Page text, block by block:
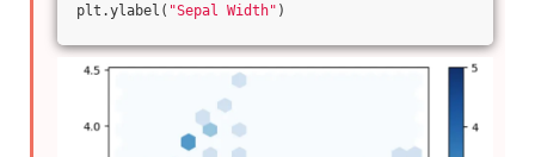
plt.ylabel( "Sepal Width" )